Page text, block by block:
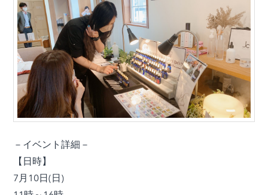
－イベント詳細－
【日時】
7月10日(日)